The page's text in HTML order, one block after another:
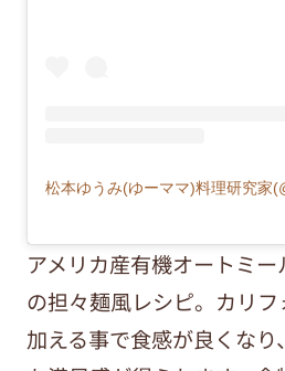
アメリカ産有機オートミ
の担々麺風レシピ。カリ
加える事で食感が良くな